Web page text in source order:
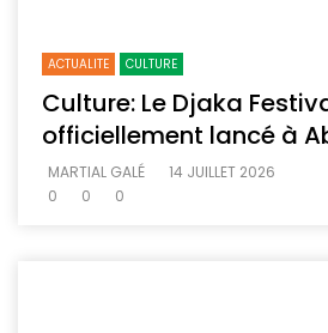
ACTUALITE CULTURE
Culture: Le Djaka
officiellement lancé à
MARTIAL GALÉ
14 JUILLET 2026
0
0 0